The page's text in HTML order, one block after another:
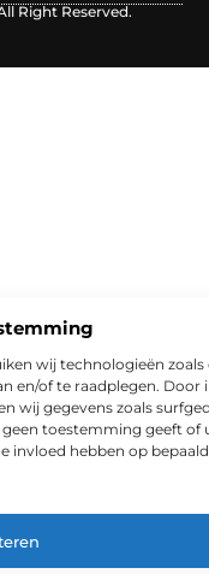
wij technologieën zoals
en/of te raadplegen. Door
wij gegevens zoals
geen toestemming geeft of
invloed hebben op
Right Reserved.